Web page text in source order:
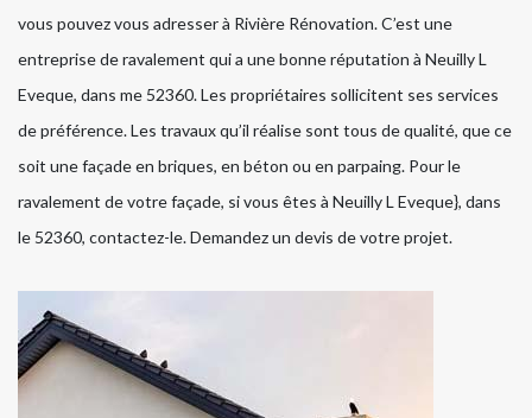
vous pouvez vous adresser à Rivière Rénovation. C’est une
entreprise de ravalement qui a une bonne réputation à Neuilly L
Eveque, dans me 52360. Les propriétaires sollicitent ses services
de préférence. Les travaux qu’il réalise sont tous de qualité, que ce
soit une façade en briques, en béton ou en parpaing. Pour le
ravalement de votre façade, si vous êtes à Neuilly L Eveque}, dans
le 52360, contactez-le. Demandez un devis de votre projet.